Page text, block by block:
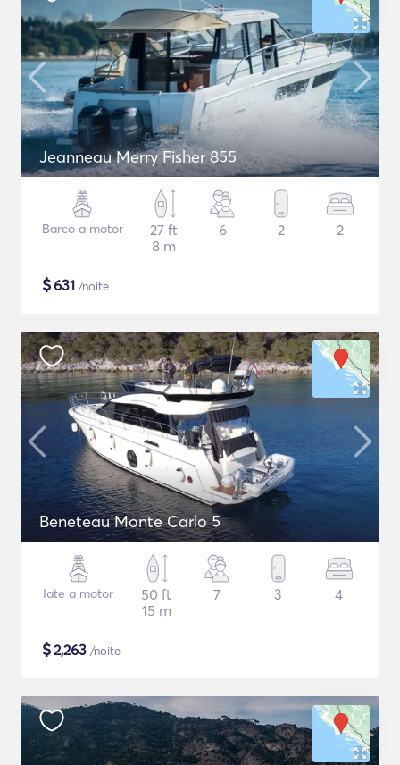
Jeanneau Merry Fisher 855
Barco a motor
27 ft
8 m
6 2 2
$631 /noite
Beneteau Monte Carlo 5
Iate a motor
50 ft
15 m
7 3 4
$2,263 /noite